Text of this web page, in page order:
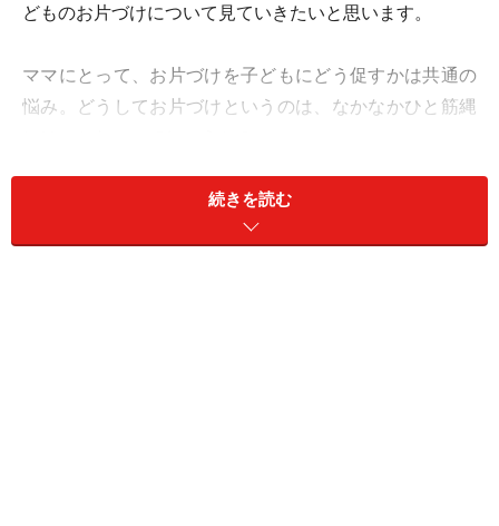
どものお片づけについて見ていきたいと思います。
ママにとって、お片づけを子どもにどう促すかは共通の
悩み。どうしてお片づけというのは、なかなかひと筋縄
小さなお子さんが「片づけるモノ」、それは、ママの洗
濯物でもないですし、パパのスーツでもありません。
続きを読む